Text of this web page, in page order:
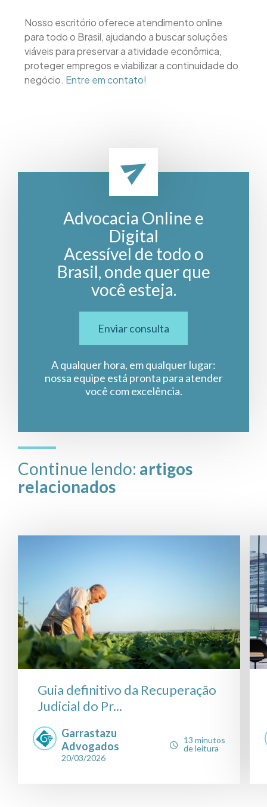
Nosso escritório oferece atendimento online
para todo o Brasil, ajudando a buscar soluções
viáveis para preservar a atividade econômica,
proteger empregos e viabilizar a continuidade do
negócio. Entre em contato!
Advocacia Online e
Digital
Acessível de todo o
Brasil, onde quer que
você esteja.
Enviar consulta
A qualquer hora, em qualquer lugar:
nossa equipe está pronta para atender
você com excelência.
Continue lendo: artigos
relacionados
Guia definitivo da Recuperação
Judicial do Pr...
Garrastazu
Advogados
20/03/2026
13 minutos
de leitura